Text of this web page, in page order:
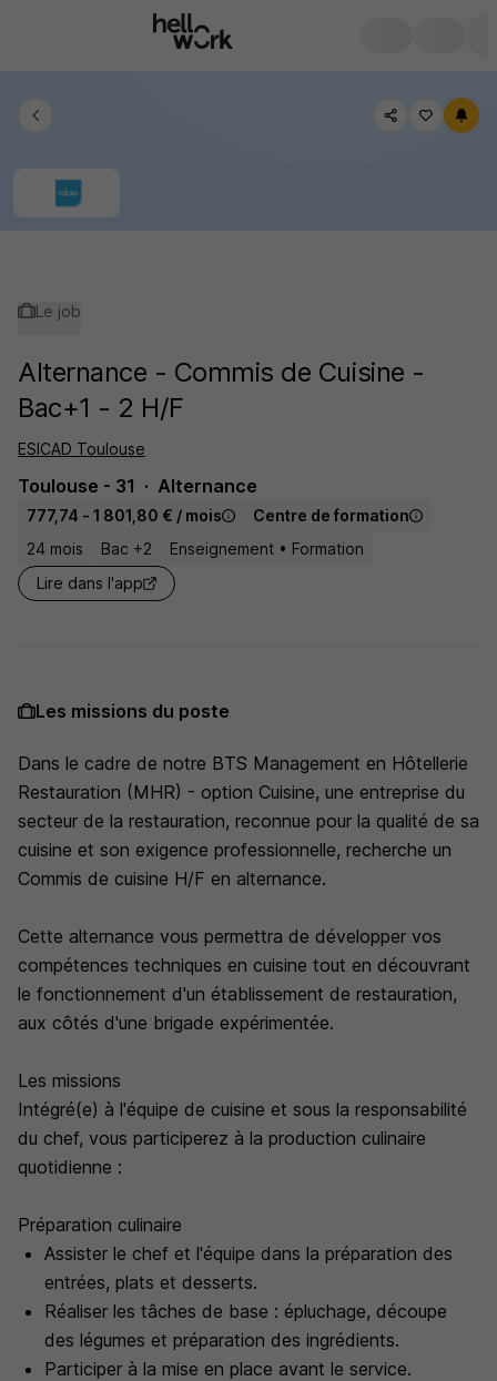
Le job
Alternance - Commis de Cuisine -
Bac+1 - 2 H/F
ESICAD Toulouse
Toulouse - 31 Alternance
777,74 - 1 801,80 € / mois
Centre de formation
24 mois
Bac +2
Enseignement • Formation
Lire dans l'app
Les missions du poste
Dans le cadre de notre BTS Management en Hôtellerie
Restauration (MHR) - option Cuisine, une entreprise du
secteur de la restauration, reconnue pour la qualité de sa
cuisine et son exigence professionnelle, recherche un
Commis de cuisine H/F en alternance.
Cette alternance vous permettra de développer vos
compétences techniques en cuisine tout en découvrant
le fonctionnement d'un établissement de restauration,
aux côtés d'une brigade expérimentée.
Les missions
Intégré(e) à l'équipe de cuisine et sous la responsabilité
du chef, vous participerez à la production culinaire
quotidienne :
Préparation culinaire
Assister le chef et l'équipe dans la préparation des
entrées, plats et desserts.
Réaliser les tâches de base : épluchage, découpe
des légumes et préparation des ingrédients.
Participer à la mise en place avant le service.